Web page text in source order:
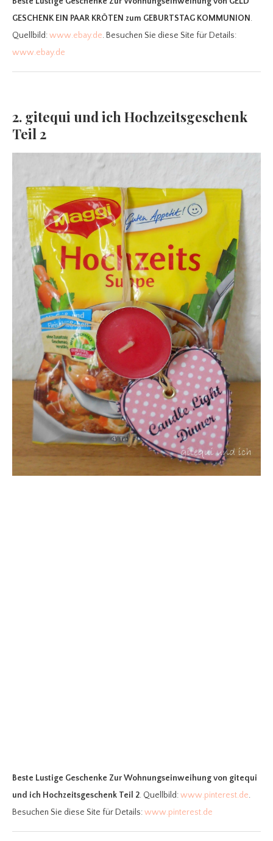
GESCHENK EIN PAAR KRÖTEN zum GEBURTSTAG KOMMUNION.
Quellbild:www.ebay.de. Besuchen Sie diese Site für Details:
www.ebay.de
2. gitequi und ich Hochzeitsgeschenk
Teil 2
Beste Lustige Geschenke Zur Wohnungseinweihungvon gitequi
und ich Hochzeitsgeschenk Teil 2. Quellbild:www.pinterest.de.
Besuchen Sie diese Site für Details:www.pinterest.de